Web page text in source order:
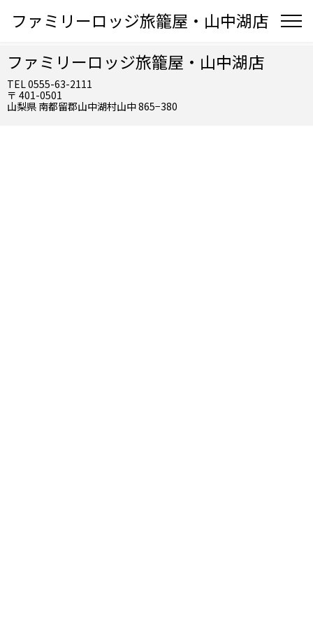
ファミリーロッジ旅籠屋・山中湖店
ファミリーロッジ旅籠屋・山中湖店
TEL 0555-63-2111
〒 401-0501
山梨県 南都留郡山中湖村山中 865−380